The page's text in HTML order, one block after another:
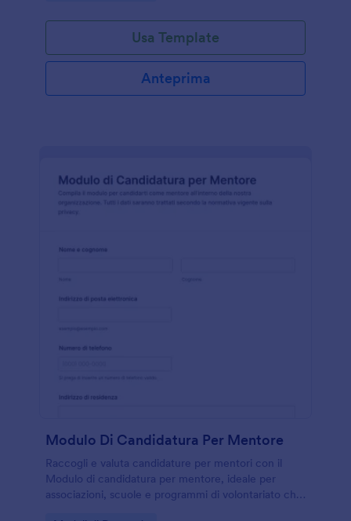
Usa Template
Anteprima
Modulo Di Candidatura Per Mentore
Raccogli e valuta candidature per mentori con il
Modulo di candidatura per mentore, ideale per
associazioni, scuole e programmi di volontariato che